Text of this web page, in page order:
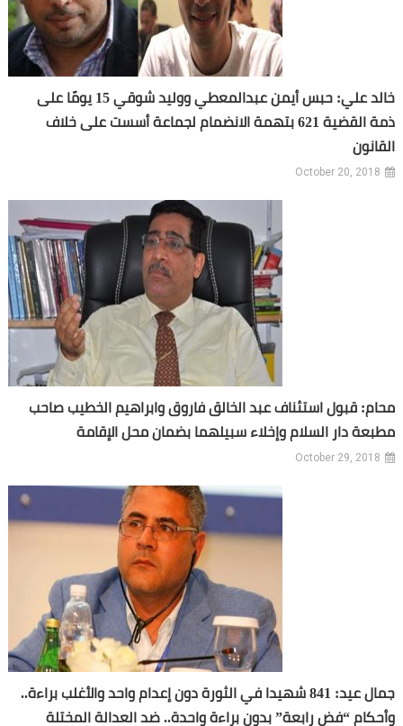
خالد علي: حبس أيمن عبدالمعطي ووليد شوقي 15 يومًا على
ذمة القضية 621 بتهمة الانضمام لجماعة أسست على خلاف
القانون
October 20, 2018
محام: قبول استئناف عبد الخالق فاروق وابراهيم الخطيب صاحب
مطبعة دار السلام وإخلاء سبيلهما بضمان محل الإقامة
October 29, 2018
جمال عيد: 841 شهيدا في الثورة دون إعدام واحد والأغلب براءة..
وأحكام “فض رابعة” بدون براءة واحدة.. ضد العدالة المختلة